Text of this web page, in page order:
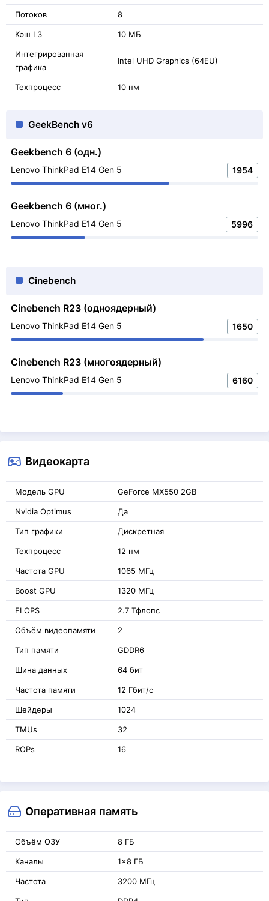
Потоков 8
Кэш L3 10 МБ
Интегрированная
графика
Intel UHD Graphics (64EU)
Техпроцесс 10 нм
GeekBench v6
Geekbench 6 (одн.)
Lenovo ThinkPad E14 Gen 5 1954
Geekbench 6 (мног.)
Lenovo ThinkPad E14 Gen 5 5996
Cinebench
Cinebench R23 (одноядерный)
Lenovo ThinkPad E14 Gen 5 1650
Cinebench R23 (многоядерный)
Lenovo ThinkPad E14 Gen 5 6160
Видеокарта
Модель GPU GeForce MX550 2GB
Nvidia Optimus Да
Тип графики Дискретная
Техпроцесс 12 нм
Частота GPU 1065 МГц
Boost GPU 1320 МГц
FLOPS 2.7 Тфлопс
Объём видеопамяти 2
Тип памяти GDDR6
Шина данных 64 бит
Частота памяти 12 Гбит/с
Шейдеры 1024
TMUs 32
ROPs 16
Оперативная память
Объём ОЗУ 8 ГБ
Каналы 1x8 ГБ
Частота 3200 МГц